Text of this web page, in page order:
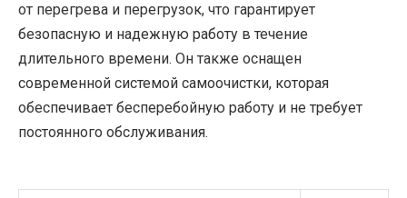
от перегрева и перегрузок, что гарантирует
безопасную и надежную работу в течение
длительного времени. Он также оснащен
современной системой самоочистки, которая
обеспечивает бесперебойную работу и не требует
постоянного обслуживания.